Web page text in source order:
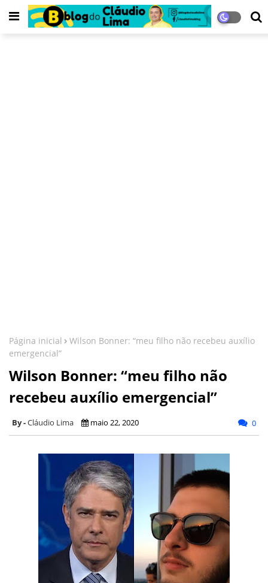
Página inicial
Wilson Bonner: “meu filho não recebeu auxílio
emergencial”
Wilson Bonner: “meu filho não
recebeu auxílio emergencial”
Cláudio Lima maio 22, 2020 0